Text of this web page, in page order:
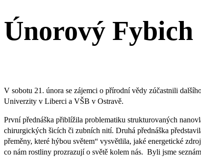
Únorový Fybich
V sobotu 21. února se zájemci o přírodní vědy zúčastnili
Univerzity v Liberci a VŠB v Ostravě.
První přednáška přiblížila problematiku strukturovaných
chirurgických šicích či zubních nití. Druhá přednáška
přeměny, které hýbou světem“ vysvětlila, jaké energetické
co nám rostliny prozrazují o světě kolem nás. Byli jsme